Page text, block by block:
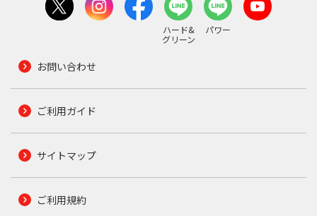
ハード&
グリーン
パワー
お問い合わせ
ご利用ガイド
サイトマップ
ご利用規約